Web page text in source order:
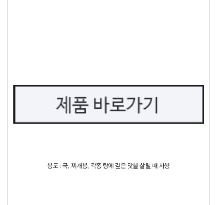
용도 : 국, 찌개용, 각종 탕에 깊은 맛을 살릴 때 사용